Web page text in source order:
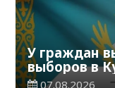
У граждан
выборов в
07.08.2026